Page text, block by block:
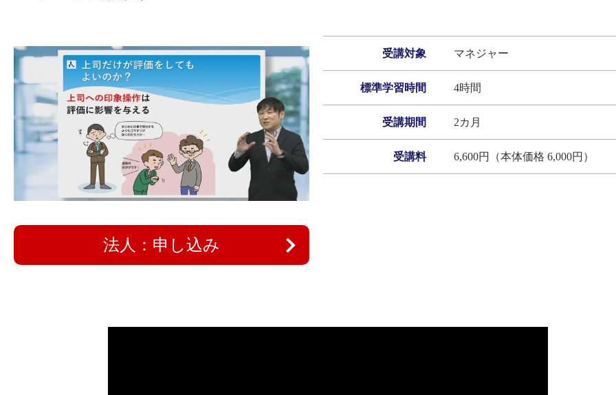
法人：申し込み
受講対象 マネジャー
標準学習時間 4時間
受講期間 2カ月
受講料 6,600円（本体価格 6,000円）